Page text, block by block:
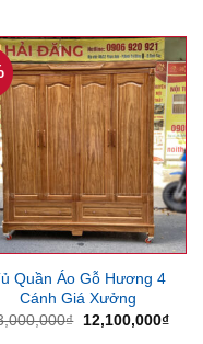
Quần Áo Gỗ Hương 4
Cánh Giá Xưởng
₫
Giá
gốc
12,100,000₫Giá